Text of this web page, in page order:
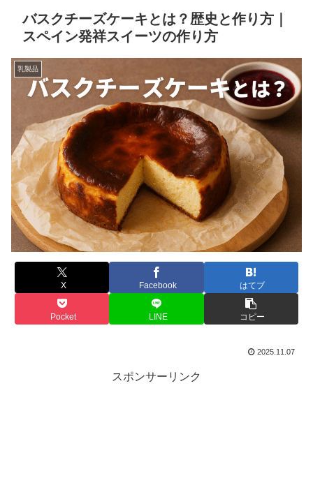
バスクチーズケーキとは？歴史と作り方｜
スペイン発祥スイーツの作り方
乳製品
X Facebook はてブ
Pocket LINE コピー
2025.11.07
スポンサーリンク